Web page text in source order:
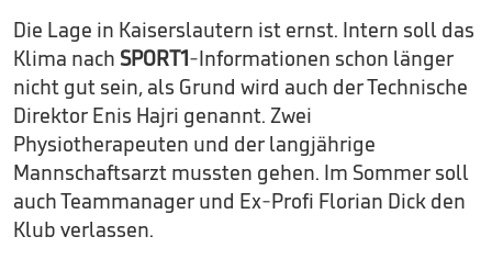
Die Lage in Kaiserslautern ist ernst. Intern soll das
Klima nach SPORT1-Informationen schon länger
nicht gut sein, als Grund wird auch der Technische
Direktor Enis Hajri genannt. Zwei
Physiotherapeuten und der langjährige
Mannschaftsarzt mussten gehen. Im Sommer soll
auch Teammanager und Ex-Profi Florian Dick den
Klub verlassen.